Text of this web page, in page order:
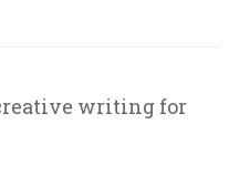
writing for